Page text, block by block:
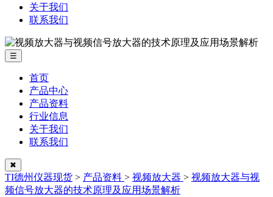
关于我们
联系我们
☰
首页
产品中心
产品资料
行业信息
关于我们
联系我们
✖
TI德州仪器现货 > 产品资料 > 视频放大器 > 视频放大器与视
频信号放大器的技术原理及应用场景解析